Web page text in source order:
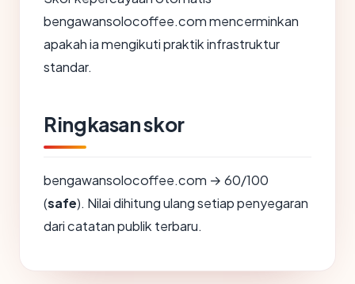
bengawansolocoffee.com mencerminkan
apakah ia mengikuti praktik infrastruktur
standar.
Ringkasan skor
bengawansolocoffee.com → 60/100
(safe). Nilai dihitung ulang setiap penyegaran
dari catatan publik terbaru.